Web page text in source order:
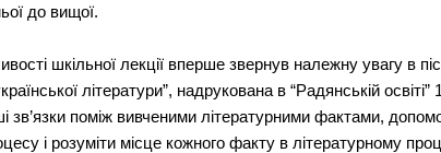
до вищої.
шкільної лекції вперше звернув належну увагу в
літератури”, надрукована в “Радянській
зв’язки поміж вивченими літературними фактами,
і розуміти місце кожного факту в літературному